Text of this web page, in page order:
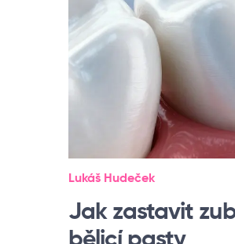
Lukáš Hudeček
Jak zastavit